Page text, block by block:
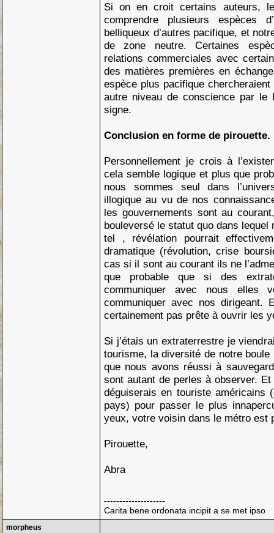
Si on en croit certains auteurs,
comprendre plusieurs espèces
belliqueux d’autres pacifique, et
de zone neutre. Certaines
relations commerciales avec
des matières premières en
espèce plus pacifique chercheraient
autre niveau de conscience par le
signe.
Conclusion en forme de pirouette.
Personnellement je crois à
cela semble logique et plus que
nous sommes seul dans
illogique au vu de nos
les gouvernements sont au
bouleversé le statut quo dans lequel
tel , révélation pourrait
dramatique (révolution, crise
cas si il sont au courant ils ne
que probable que si des
communiquer avec nous elles
communiquer avec nos dirigeant.
certainement pas prête à ouvrir les
Si j’étais un extraterrestre je
tourisme, la diversité de notre
que nous avons réussi à
sont autant de perles à observer.
déguiserais en touriste américains
pays) pour passer le plus
yeux, votre voisin dans le métro est
Pirouette,
Abra
--------------------
Carita bene ordonata incipit a se met ipso
morpheus